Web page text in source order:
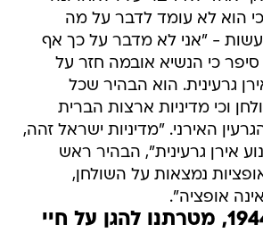
כי הוא לא עומד לדבר על מה
- "אני לא מדבר על כך אף
כי הנשיא אובמה חזר על
גרעינית. הוא הבהיר שכל
וכי מדיניות ארצות הברית
האירני. "מדיניות ישראל זהה,
אירן גרעינית", הבהיר ראש
נמצאות על השולחן,
אופציה".
"2012 אינה 1944, מטרתנו להגן על חיי